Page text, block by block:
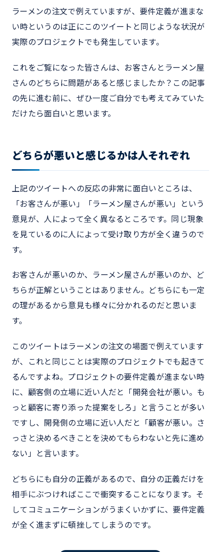
ラーメンの注文で例えていますが、要件定義が進まな
い時というのは正にこのツイートと同じような状況が
実際のプロジェクトでも発生しています。
これをご覧になった皆さんは、お客さんとラーメン屋
さんのどちらに問題があると感じましたか？この記事
の先に進む前に、ぜひ一度ご自分でも考えてみていた
だけたら面白いと思います。
どちらが悪いと感じるかは人それぞれ
上記のツイートへの反応の非常に面白いところは、
「お客さんが悪い」「ラーメン屋さんが悪い」という
意見が、人によって全く異なるところです。同じ現象
を見ているのに人によって受け取り方が全く違うので
す。
お客さんが悪いのか、ラーメン屋さんが悪いのか、ど
ちらが正解ということはありません。どちらにも一定
の理があるから意見も様々に分かれるのだと思いま
す。
このツイートはラーメンの注文の場面で例えています
が、これと同じことは実際のプロジェクトでも起きて
るんですよね。プロジェクトの要件定義が進まない時
に、顧客側の立場に近い人だと「開発会社が悪い。も
っと顧客に寄り添った提案をしろ」と言うことが多い
ですし、開発側の立場に近い人だと「顧客が悪い。さ
っさと決めるべきことを決めてもらわないと先に進め
ない」と言います。
どちらにも自分の正義があるので、自分の正義だけを
相手にぶつければここで衝突することになります。そ
してコミュニケーションがうまくいかずに、要件定義
が全く進まずに頓挫してしまうのです。